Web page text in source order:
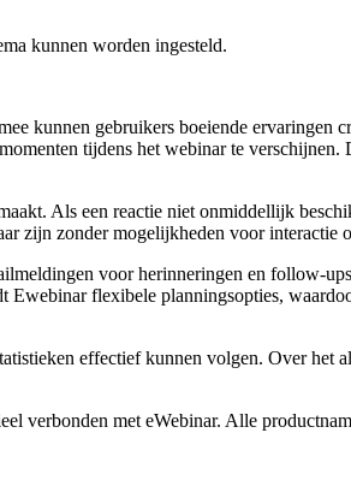
kunnen worden ingesteld.
kunnen gebruikers boeiende ervaringen
tijdens het webinar te
Als een reactie niet onmiddellijk
zijn zonder mogelijkheden voor interactie
voor herinneringen en follow-
flexibele planningsopties,
effectief kunnen volgen. Over het
verbonden met eWebinar. Alle